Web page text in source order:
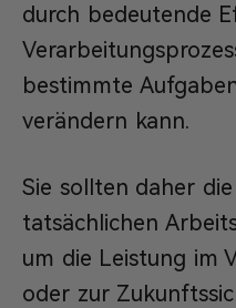
durch bedeutende
bestimmte
verändern kann.
Sie sollten daher
tatsächlichen
um die Leistung im
oder zur